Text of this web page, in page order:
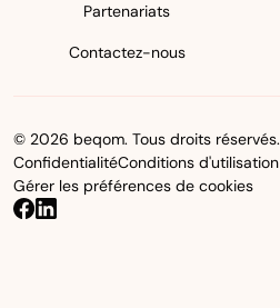
Partenariats
Contactez-nous
© 2026 beqom. Tous droits réservés.
ConfidentialitéConditions d'utilisation
Gérer les préférences de cookies